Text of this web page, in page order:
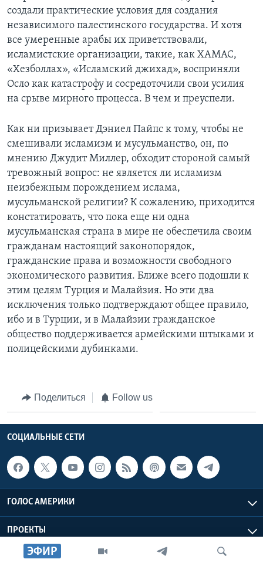
ЭФИР
создали практические условия для создания
независимого палестинского государства. И хотя
все умеренные арабы их приветствовали,
исламистские организации, такие, как ХАМАС,
«Хезболлах», «Исламский джихад», восприняли
Осло как катастрофу и сосредоточили свои усилия
на срыве мирного процесса. В чем и преуспели.
Как ни призывает Дэниел Пайпс к тому, чтобы не
смешивали исламизм и мусульманство, он, по
мнению Джудит Миллер, обходит стороной самый
тревожный вопрос: не является ли исламизм
неизбежным порождением ислама,
мусульманской религии? К сожалению, приходится
констатировать, что пока еще ни одна
мусульманская страна в мире не обеспечила своим
гражданам настоящий законопорядок,
гражданские права и возможности свободного
экономического развития. Ближе всего подошли к
этим целям Турция и Малайзия. Но эти два
исключения только подтверждают общее правило,
ибо и в Турции, и в Малайзии гражданское
общество поддерживается армейскими штыками и
полицейскими дубинками.
Поделиться Follow us
СОЦИАЛЬНЫЕ СЕТИ
ГОЛОС АМЕРИКИ
ПРОЕКТЫ